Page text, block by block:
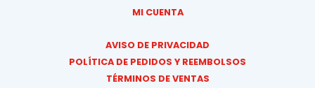
MI CUENTA
AVISO DE PRIVACIDAD
POLÍTICA DE PEDIDOS Y REEMBOLSOS
TÉRMINOS DE VENTAS